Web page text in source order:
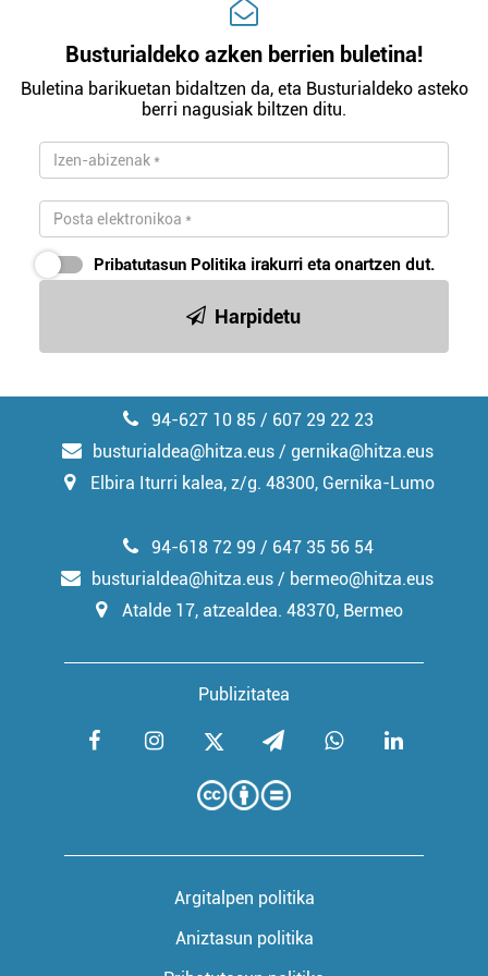
Busturialdeko azken berrien buletina!
Buletina barikuetan bidaltzen da, eta Busturialdeko asteko
berri nagusiak biltzen ditu.
Pribatutasun Politika irakurri eta onartzen dut.
Harpidetu
94-627 10 85 / 607 29 22 23
busturialdea@hitza.eus / gernika@hitza.eus
Elbira Iturri kalea, z/g. 48300, Gernika-Lumo
Publizitatea
94-618 72 99 / 647 35 56 54
busturialdea@hitza.eus / bermeo@hitza.eus
Atalde 17, atzealdea. 48370, Bermeo
Argitalpen politika
Aniztasun politika